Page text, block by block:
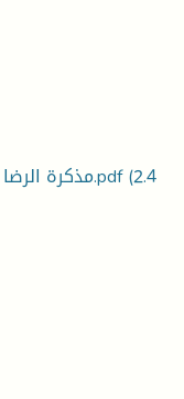
مذكرة الرضا الوظيفي لدى أساتذة التعليم الابتدائي.pdf(2.4